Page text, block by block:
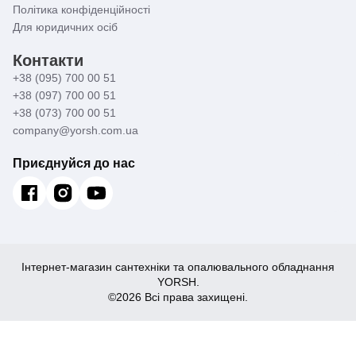
Політика конфіденційності
Для юридичних осіб
Контакти
+38 (095) 700 00 51
+38 (097) 700 00 51
+38 (073) 700 00 51
company@yorsh.com.ua
Приєднуйся до нас
Інтернет-магазин сантехніки та опалювального обладнання
YORSH.
©2026 Всі права захищені.